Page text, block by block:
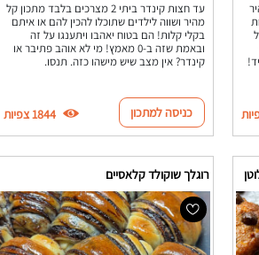
עד חצות קינדר ביתי 2 מצרכים בלבד מתכון קל
מהיר ושווה לילדים שתוכלו להכין להם או איתם
בקלי קלות! הם בטוח יאהבו ויתענגו על זה
ובאמת שזה ב-0 מאמץ! מי לא אוהב פתיבר או
קינדר? אין מצב שיש מישהו כזה. תנסו.
כניסה למתכון 1844 צפיות
רוגלך שוקולד קלאסיים